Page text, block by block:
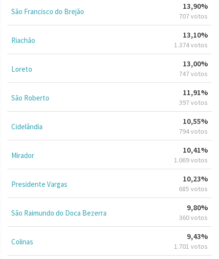
São Francisco do Brejão
13,90%
707 votos
Riachão
13,10%
1.374 votos
Loreto
13,00%
747 votos
São Roberto
11,91%
397 votos
Cidelândia
10,55%
794 votos
Mirador
10,41%
1.069 votos
Presidente Vargas
10,23%
685 votos
São Raimundo do Doca Bezerra
9,80%
360 votos
Colinas
9,43%
1.701 votos